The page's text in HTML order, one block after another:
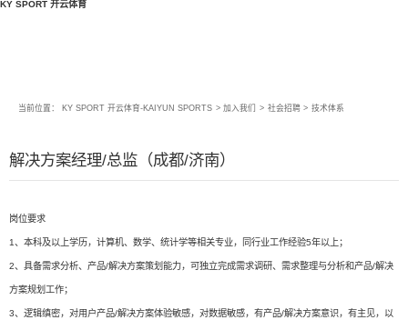
KY SPORT 开云体育
当前位置： KY SPORT 开云体育-KAIYUN SPORTS > 加入我们 > 社会招聘 > 技术体系
解决方案经理/总监（成都/济南）
岗位要求
1、本科及以上学历，计算机、数学、统计学等相关专业，同行业工作经验5年以上；
2、具备需求分析、产品/解决方案策划能力，可独立完成需求调研、需求整理与分析和产品/解决
方案规划工作；
3、逻辑缜密，对用户产品/解决方案体验敏感，对数据敏感，有产品/解决方案意识，有主见，以